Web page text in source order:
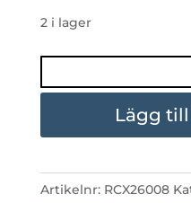
2 i lager
PVC
mängd
Lägg
Artikelnr: RCX26008